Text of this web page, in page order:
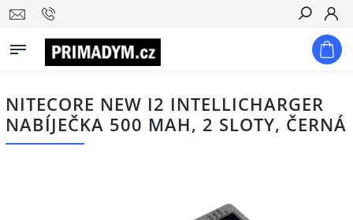
Hledat
NITECORE NEW I2 INTELLICHARGER
NABÍJEČKA 500 MAH, 2 SLOTY, ČERNÁ